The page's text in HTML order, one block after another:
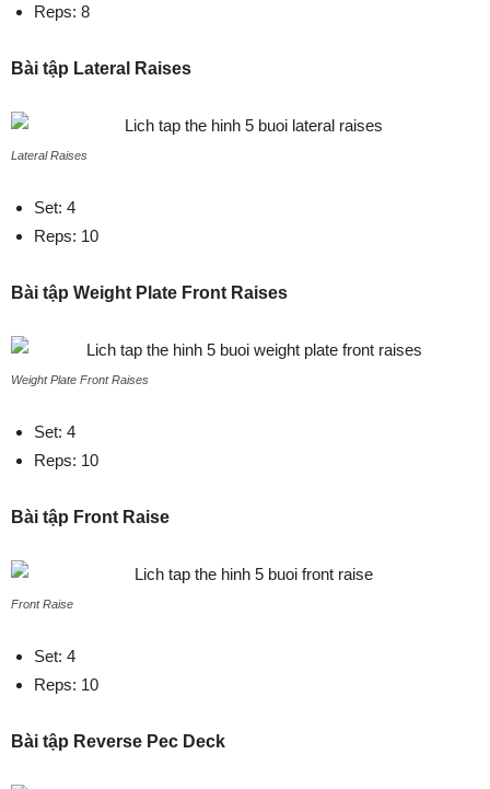
Reps: 8
Bài tập Lateral Raises
Lateral Raises
Set: 4
Reps: 10
Bài tập Weight Plate Front Raises
Weight Plate Front Raises
Set: 4
Reps: 10
Bài tập Front Raise
Front Raise
Set: 4
Reps: 10
Bài tập Reverse Pec Deck